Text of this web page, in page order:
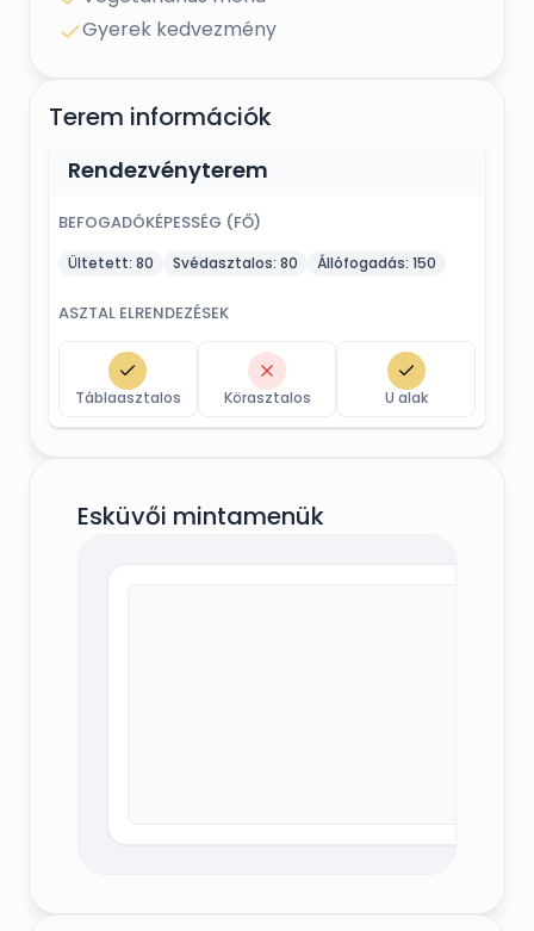
Gyerek kedvezmény
Terem információk
Rendezvényterem
BEFOGADÓKÉPESSÉG (FŐ)
Ültetett: 80 Svédasztalos: 80 Állófogadás: 150
ASZTAL ELRENDEZÉSEK
Táblaasztalos Körasztalos U alak
Esküvői mintamenük